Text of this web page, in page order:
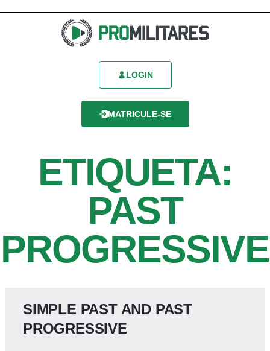
LOGIN
MATRICULE-SE
ETIQUETA:
PAST
PROGRESSIVE
SIMPLE PAST AND PAST
PROGRESSIVE